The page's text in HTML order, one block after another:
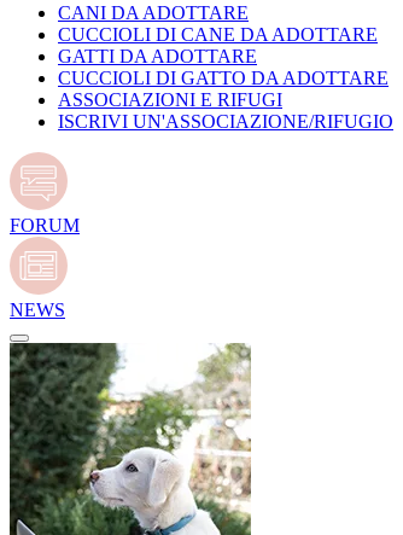
CANI DA ADOTTARE
CUCCIOLI DI CANE DA ADOTTARE
GATTI DA ADOTTARE
CUCCIOLI DI GATTO DA ADOTTARE
ASSOCIAZIONI E RIFUGI
ISCRIVI UN'ASSOCIAZIONE/RIFUGIO
FORUM
NEWS